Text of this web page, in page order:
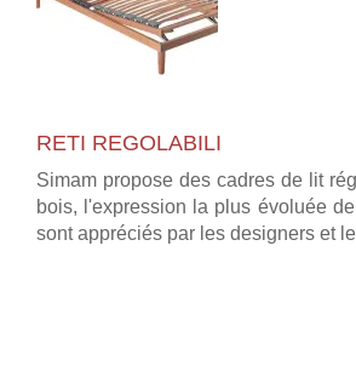
RETI REGOLABILI
Simam propose des cadres de lit
bois, l'expression la plus évoluée
sont appréciés par les designers et